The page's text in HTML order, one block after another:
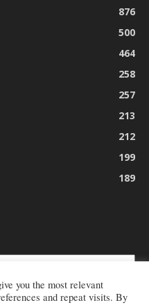
876
500
464
258
257
213
212
199
189
you the most relevant
and repeat visits. By